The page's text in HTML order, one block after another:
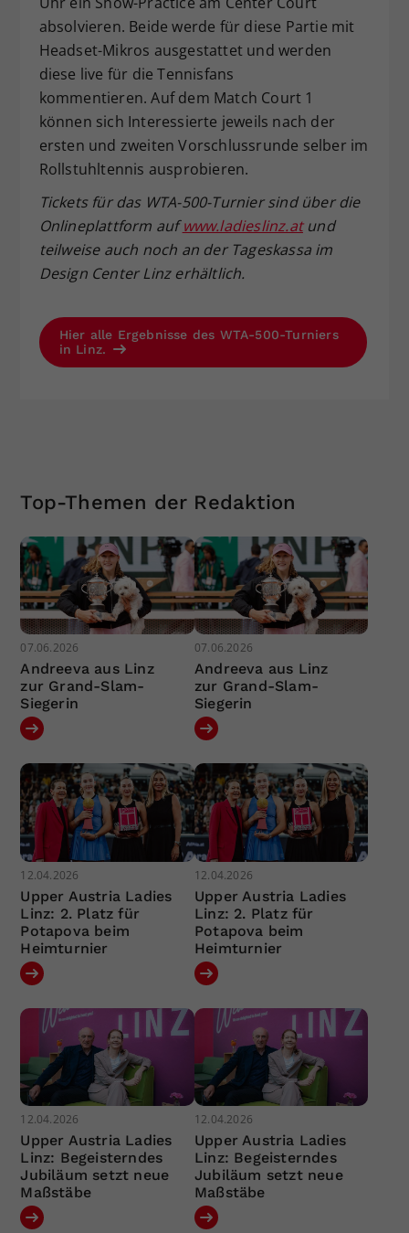
absolvieren. Beide werde für diese Partie mit
Headset-Mikros ausgestattet und werden
diese live für die Tennisfans
kommentieren. Auf dem Match Court 1
können sich Interessierte jeweils nach der
ersten und zweiten Vorschlussrunde selber im
Rollstuhltennis ausprobieren.
Tickets für das WTA-500-Turniersindüber die
Onlineplattform auf www.ladieslinz.atund
teilweise auch noch an der Tageskassaim
Design Center Linz erhältlich.
Hier alle Ergebnisse des WTA-500-Turniers
in Linz.
Top-Themen der Redaktion
07.06.2026
Andreeva aus Linz
zur Grand-Slam-
Siegerin
07.06.2026
Andreeva aus Linz
zur Grand-Slam-
Siegerin
12.04.2026
Upper Austria Ladies
Linz: 2. Platz für
Potapova beim
Heimturnier
12.04.2026
Upper Austria Ladies
Linz: 2. Platz für
Potapova beim
Heimturnier
12.04.2026
Upper Austria Ladies
Linz: Begeisterndes
Jubiläum setzt neue
Maßstäbe
12.04.2026
Upper Austria Ladies
Linz: Begeisterndes
Jubiläum setzt neue
Maßstäbe